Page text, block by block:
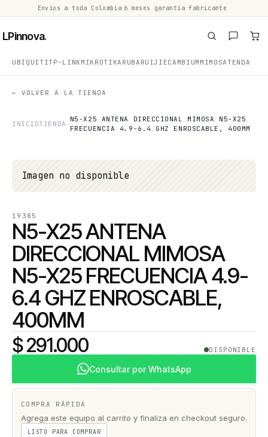
Envíos a toda Colombia 6 meses garantía fabricante
LPinnova.
UBIQUITITP-LINK MIKROTIKARUBA RUIJIECAMBIUM MIMOSATENDA
← VOLVER A LA TIENDA
INICIOTIENDA
N5-X25 ANTENA DIRECCIONAL MIMOSA N5-X25
FRECUENCIA 4.9-6.4 GHZ ENROSCABLE, 400MM
Imagen no disponible
19385
N5-X25 ANTENA
DIRECCIONAL MIMOSA
N5-X25 FRECUENCIA 4.9-
6.4 GHZ ENROSCABLE,
400MM
$ 291.000 DISPONIBLE
Consultar por WhatsApp
COMPRA RÁPIDA
Agrega este equipo al carrito y finaliza en checkout seguro.
LISTO PARA COMPRAR